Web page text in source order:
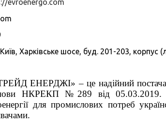
evroenergo.com
Харківське шосе, буд. 201-203,
ЕНЕРДЖІ» – це надійний
НКРЕКП №289 від 05.03.2019.
для промислових потреб